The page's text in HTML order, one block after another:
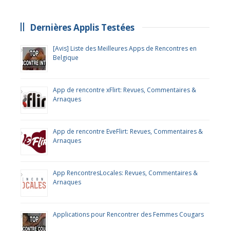
Dernières Applis Testées
[Avis] Liste des Meilleures Apps de Rencontres en
Belgique
App de rencontre xFlirt: Revues, Commentaires &
Arnaques
App de rencontre EveFlirt: Revues, Commentaires &
Arnaques
App RencontresLocales: Revues, Commentaires &
Arnaques
Applications pour Rencontrer des Femmes Cougars